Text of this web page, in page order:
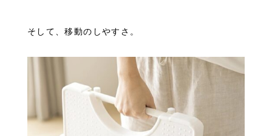
そして、移動のしやすさ。